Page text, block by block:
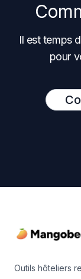
Il est temps
pour
Outils hôteliers